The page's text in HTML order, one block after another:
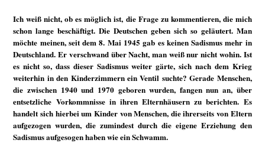
Ich weiß nicht, ob es möglich ist, die Frage zu kommentieren, die mich
schon lange beschäftigt. Die Deutschen geben sich so geläutert. Man
möchte meinen, seit dem 8. Mai 1945 gab es keinen Sadismus mehr in
Deutschland. Er verschwand über Nacht, man weiß nur nicht wohin. Ist
es nicht so, dass dieser Sadismus weiter gärte, sich nach dem Krieg
weiterhin in den Kinderzimmern ein Ventil suchte? Gerade Menschen,
die zwischen 1940 und 1970 geboren wurden, fangen nun an, über
entsetzliche Vorkommnisse in ihren Elternhäusern zu berichten. Es
handelt sich hierbei um Kinder von Menschen, die ihrerseits von Eltern
aufgezogen wurden, die zumindest durch die eigene Erziehung den
Sadismus aufgesogen haben wie ein Schwamm.